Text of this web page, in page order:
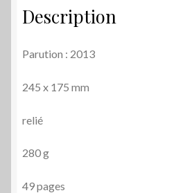
Bauza
D.Balloon
Description
Parution : 2013
245 x 175 mm
relié
280 g
49 pages